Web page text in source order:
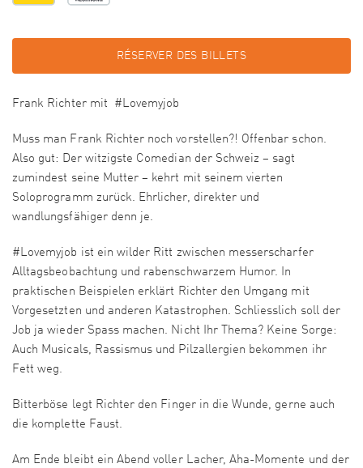
RÉSERVER DES BILLETS
Frank Richter mit #Lovemyjob
Muss man Frank Richter noch vorstellen?! Offenbar schon.
Also gut: Der witzigste Comedian der Schweiz – sagt
zumindest seine Mutter – kehrt mit seinem vierten
Soloprogramm zurück. Ehrlicher, direkter und
wandlungsfähiger denn je.
#Lovemyjob ist ein wilder Ritt zwischen messerscharfer
Alltagsbeobachtung und rabenschwarzem Humor. In
praktischen Beispielen erklärt Richter den Umgang mit
Vorgesetzten und anderen Katastrophen. Schliesslich soll der
Job ja wieder Spass machen. Nicht Ihr Thema? Keine Sorge:
Auch Musicals, Rassismus und Pilzallergien bekommen ihr
Fett weg.
Bitterböse legt Richter den Finger in die Wunde, gerne auch
die komplette Faust.
Am Ende bleibt ein Abend voller Lacher, Aha-Momente und der